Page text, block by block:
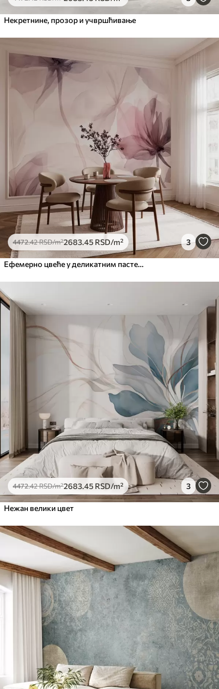
Некретнине, прозор и учвршћивање
4472.42RSD/m²2683 .45 RSD/m² 3
4472.42RSD/m²2683 .45 RSD/m² 3
Нежан велики цвет